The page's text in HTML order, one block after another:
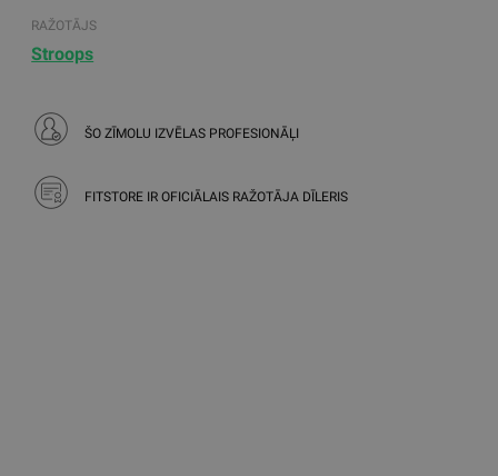
RAŽOTĀJS
Stroops
ŠO ZĪMOLU IZVĒLAS PROFESIONĀĻI
FITSTORE IR OFICIĀLAIS RAŽOTĀJA DĪLERIS